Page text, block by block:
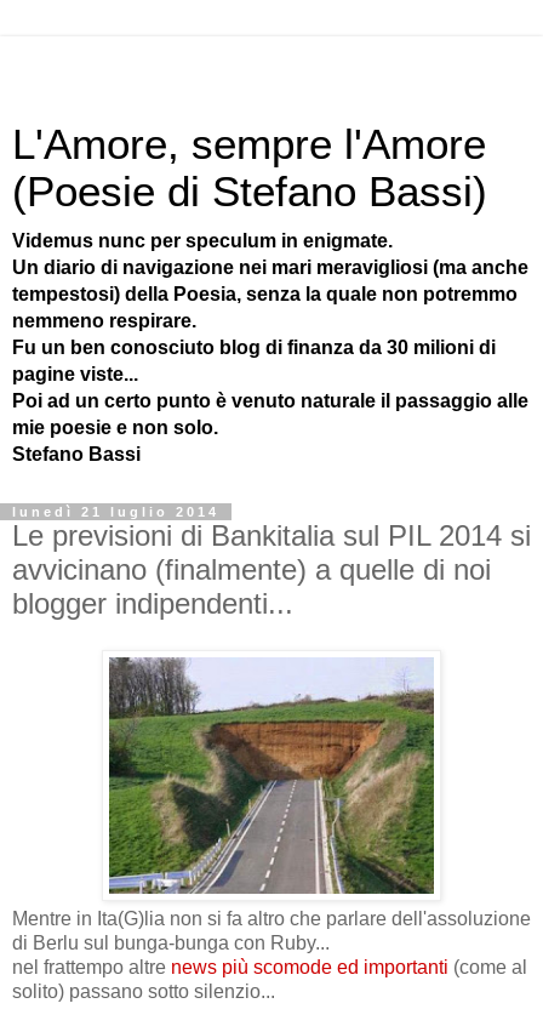
L'Amore, sempre l'Amore
(Poesie di Stefano Bassi)
Videmus nunc per speculum in enigmate.
Un diario di navigazione nei mari meravigliosi (ma anche
tempestosi) della Poesia, senza la quale non potremmo
nemmeno respirare.
Fu un ben conosciuto blog di finanza da 30 milioni di
pagine viste...
Poi ad un certo punto è venuto naturale il passaggio alle
mie poesie e non solo.
Stefano Bassi
lunedì 21 luglio 2014
Le previsioni di Bankitalia sul PIL 2014 si
avvicinano (finalmente) a quelle di noi
blogger indipendenti...
Mentre in Ita(G)lia non si fa altro che parlare dell'assoluzione
di Berlu sul bunga-bunga con Ruby...
nel frattempo altre news più scomode ed importanti (come al
solito) passano sotto silenzio...